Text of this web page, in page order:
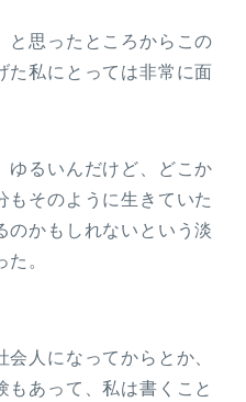
と思ったところからこの
た私にとっては非常に面
ゆるいんだけど、どこか
もそのように生きていた
のかもしれないという淡
。
人になってからとか、
もあって、私は書くこと